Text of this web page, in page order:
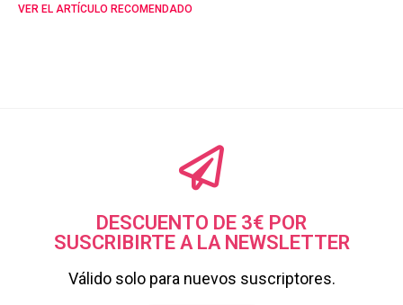
VER EL ARTÍCULO RECOMENDADO
DESCUENTO DE 3€ POR
SUSCRIBIRTE A LA NEWSLETTER
Válido solo para nuevos suscriptores.